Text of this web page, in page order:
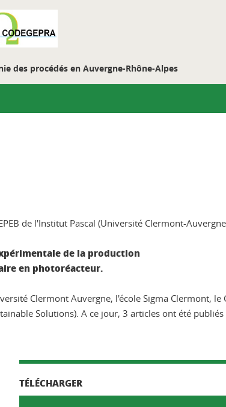
des procédés en Auvergne-Rhône-Alpes
de l'Institut Pascal (Université Clermont-
de la production
en photoréacteur.
Clermont Auvergne, l'école Sigma Clermont, le
Solutions). A ce jour, 3 articles ont été
TÉLÉCHARGER